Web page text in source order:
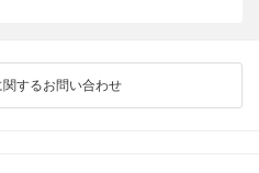
関するお問い合わせ